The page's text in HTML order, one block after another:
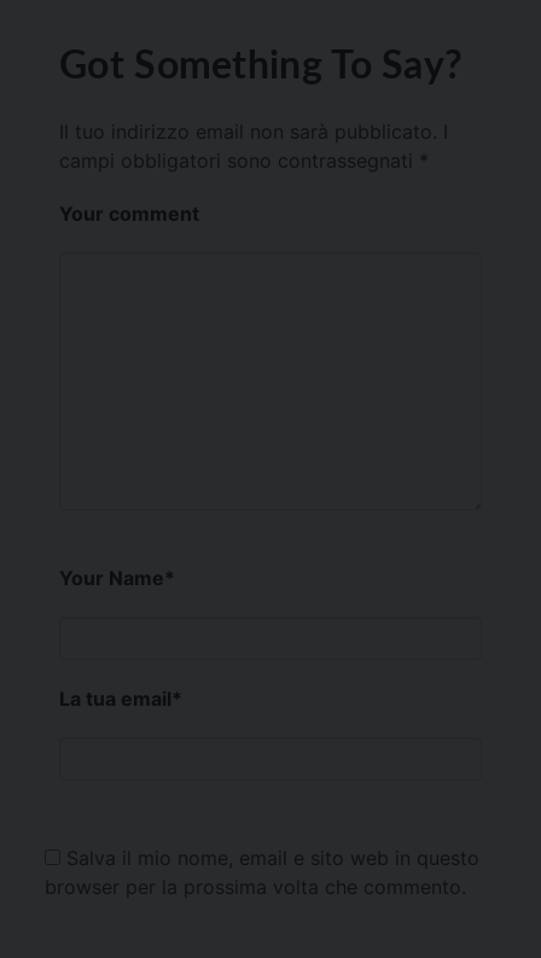
Got Something To Say?
Il tuo indirizzo email non sarà pubblicato.
campi obbligatori sono contrassegnati *
Your comment
Your Name*
La tua email*
Salva il mio nome, email e sito web in questo
browser per la prossima volta che commento.